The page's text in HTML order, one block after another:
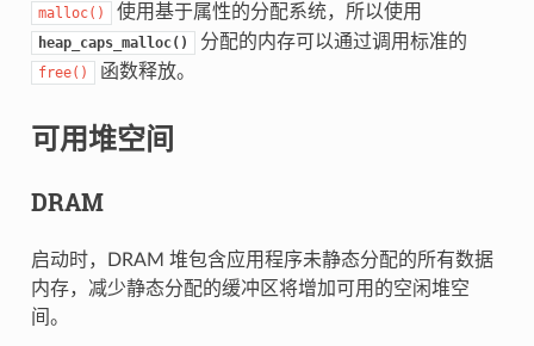
malloc() 使用基于属性的分配系统，所以使用
heap_caps_malloc() 分配的内存可以通过调用标准的
free() 函数释放。
可用堆空间
DRAM
启动时，DRAM 堆包含应用程序未静态分配的所有数据
内存，减少静态分配的缓冲区将增加可用的空闲堆空
间。